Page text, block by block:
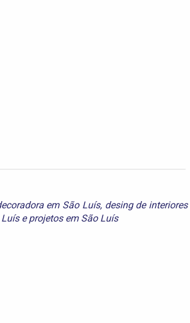
em São Luís, desing de
eprojetos em São Luís